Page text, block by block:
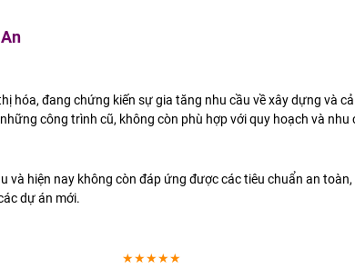
hóa, đang chứng kiến sự gia tăng nhu cầu về xây dựng và
công trình cũ, không còn phù hợp với quy hoạch và
hiện nay không còn đáp ứng được các tiêu chuẩn an
dự án mới.
★★★★★